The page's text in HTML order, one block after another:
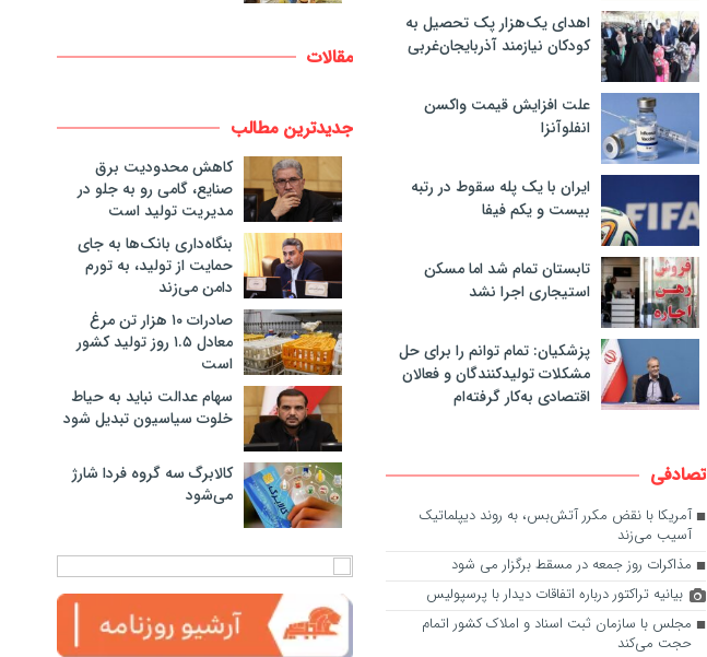
اهدای یک‌هزار پک تحصیل به
کودکان نیازمند آذربایجان‌غربی
علت افزایش قیمت واکسن
انفلوآنزا
ایران با یک پله سقوط در رتبه
بیست و یکم فیفا
تابستان تمام شد اما مسکن
استیجاری اجرا نشد
پزشکیان: تمام توانم را برای حل
مشکلات تولیدکنندگان و فعالان
اقتصادی به‌کار گرفته‌ام
تصادفی
آمریکا با نقض مکرر آتش‌بس، به روند دیپلماتیک
آسیب می‌زند
مذاکرات روز جمعه در مسقط برگزار می شود
بیانیه تراکتور درباره اتفاقات دیدار با پرسپولیس
مجلس با سازمان ثبت اسناد و املاک کشور اتمام
حجت می‌کند
مقالات
جدیدترین مطالب
کاهش محدودیت برق
صنایع، گامی رو به جلو در
مدیریت تولید است
بنگاه‌داری بانک‌ها به جای
حمایت از تولید، به تورم
دامن می‌زند
صادرات ۱۰ هزار تن مرغ
معادل ۱.۵ روز تولید کشور
است
سهام عدالت نباید به حیاط
خلوت سیاسیون تبدیل شود
کالابرگ سه گروه فردا شارژ
می‌شود